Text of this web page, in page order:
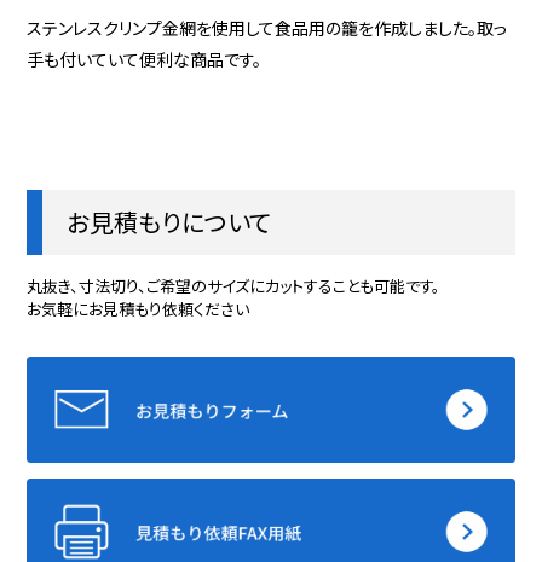
ステンレスクリンプ金網を使用して食品用の籠を作成しました。取っ
手も付いていて便利な商品です。
お見積もりについて
丸抜き、寸法切り、ご希望のサイズにカットすることも可能です。
お気軽にお見積もり依頼ください